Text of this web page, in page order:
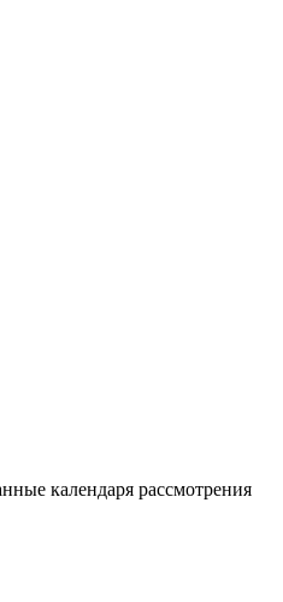
календаря рассмотрения